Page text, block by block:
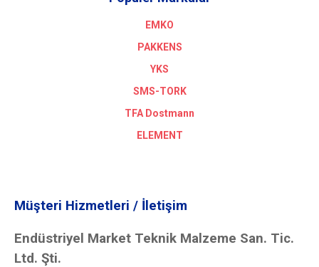
EMKO
PAKKENS
YKS
SMS-TORK
TFA Dostmann
ELEMENT
Müşteri Hizmetleri / İletişim
Endüstriyel Market Teknik Malzeme San. Tic.
Ltd. Şti.